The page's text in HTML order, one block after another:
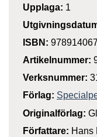
Upplaga: 1
ISBN:
Artikelnummer:
Verksnummer:
Förlag:
Originalförlag:
Författare: Hans